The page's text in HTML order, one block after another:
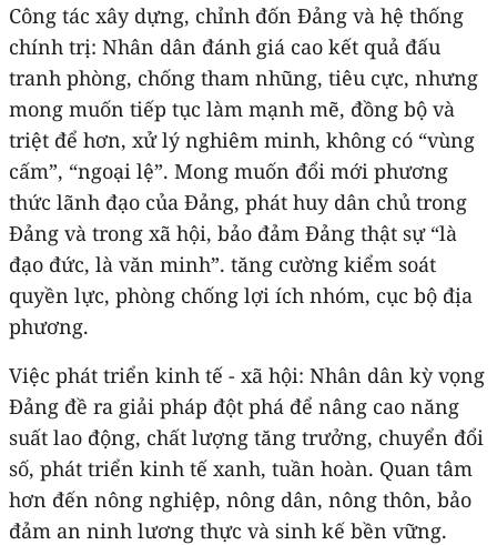
Công tác xây dựng, chỉnh đốn Đảng và hệ thống
chính trị: Nhân dân đánh giá cao kết quả đấu
tranh phòng, chống tham nhũng, tiêu cực, nhưng
mong muốn tiếp tục làm mạnh mẽ, đồng bộ và
triệt để hơn, xử lý nghiêm minh, không có “vùng
cấm”, “ngoại lệ”. Mong muốn đổi mới phương
thức lãnh đạo của Đảng, phát huy dân chủ trong
Đảng và trong xã hội, bảo đảm Đảng thật sự “là
đạo đức, là văn minh”. tăng cường kiểm soát
quyền lực, phòng chống lợi ích nhóm, cục bộ địa
phương.
Việc phát triển kinh tế - xã hội: Nhân dân kỳ vọng
Đảng đề ra giải pháp đột phá để nâng cao năng
suất lao động, chất lượng tăng trưởng, chuyển đổi
số, phát triển kinh tế xanh, tuần hoàn. Quan tâm
hơn đến nông nghiệp, nông dân, nông thôn, bảo
đảm an ninh lương thực và sinh kế bền vững.